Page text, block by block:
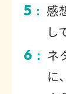
5 ： 感
し
6 ： ネ
に